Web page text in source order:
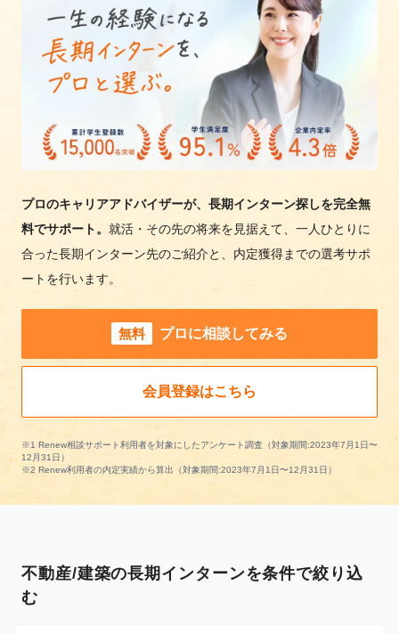
プロのキャリアアドバイザーが、長期インターン探しを完全無
料でサポート。 就活・その先の将来を見据えて、一人ひとりに
合った長期インターン先のご紹介と、内定獲得までの選考サポ
ートを行います。
無料 プロに相談してみる
会員登録はこちら
※1 Renew相談サポート利用者を対象にしたアンケート調査（対象期間:2023年7月1日〜
12月31日）
※2 Renew利用者の内定実績から算出（対象期間:2023年7月1日〜12月31日）
不動産/建築の長期インターンを条件で絞り込
む